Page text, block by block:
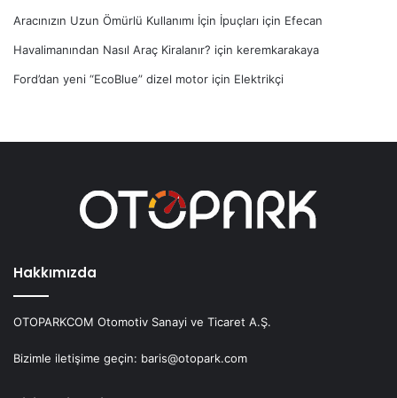
Aracınızın Uzun Ömürlü Kullanımı İçin İpuçları için Efecan
Havalimanından Nasıl Araç Kiralanır? için keremkarakaya
Ford’dan yeni “EcoBlue” dizel motor için Elektrikçi
Hakkımızda
OTOPARKCOM Otomotiv Sanayi ve Ticaret A.Ş.
Bizimle iletişime geçin: baris@otopark.com